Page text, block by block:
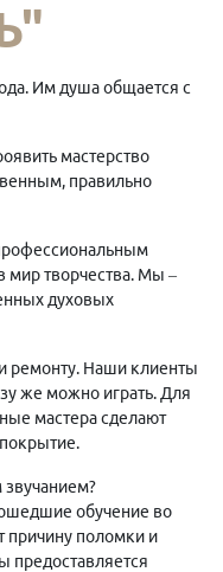
Им душа общается с
мастерство
правильно
мир творчества. Мы –
духовых
ремонту. Наши клиенты
же можно играть. Для
мастера сделают
звучанием?
обучение во
причину поломки и
предоставляется